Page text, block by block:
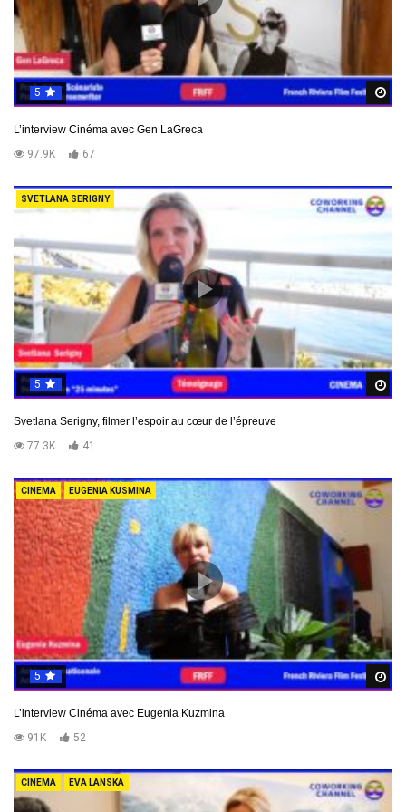
5
L’interview Cinéma avec Gen LaGreca
97.9K
67
SVETLANA SERIGNY
5
Svetlana Serigny, filmer l’espoir au cœur de l’épreuve
77.3K
41
CINEMA EUGENIA KUSMINA
5
L’interview Cinéma avec Eugenia Kuzmina
91K
52
CINEMA EVA LANSKA